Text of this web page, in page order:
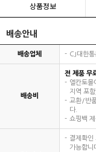
상품정보
배송안내
배송업체 CJ대한
배송비
전 제품 무
엘칸토몰
지역 포
교환/반
다.
쇼핑백
결제확
가능합니